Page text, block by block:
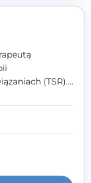
(TSR).
z
oceniania.
bo wiem, że
wyjątkowego.